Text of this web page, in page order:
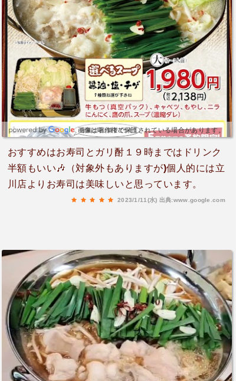
画像は著作権で保護されている場合があります。
おすすめはお寿司とガリ酎１９時まではドリンク
半額もいい🎶（対象外もありますが)個人的には立
川店よりお寿司は美味しいと思っています。
2023/1/11(水) 出典:www.google.com